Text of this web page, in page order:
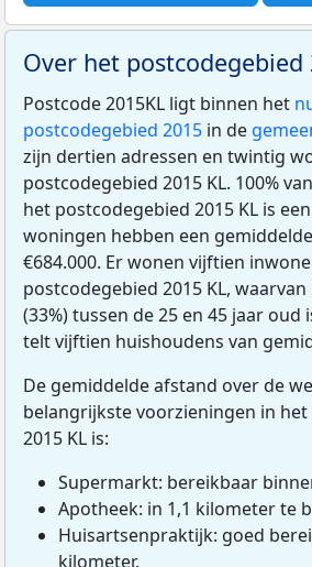
Over het postcodegebied
Postcode 2015KL ligt binnen het
postcodegebied 2015 in de
zijn dertien adressen en twintig
postcodegebied 2015 KL. 100%
het postcodegebied 2015 KL is
woningen hebben een gemiddelde
€684.000. Er wonen vijftien
postcodegebied 2015 KL,
(33%) tussen de 25 en 45 jaar oud
telt vijftien huishoudens van
De gemiddelde afstand over de
belangrijkste voorzieningen in
2015 KL is:
Supermarkt: bereikbaar
Apotheek: in 1,1 kilometer te
Huisartsenpraktijk: goed
kilometer.